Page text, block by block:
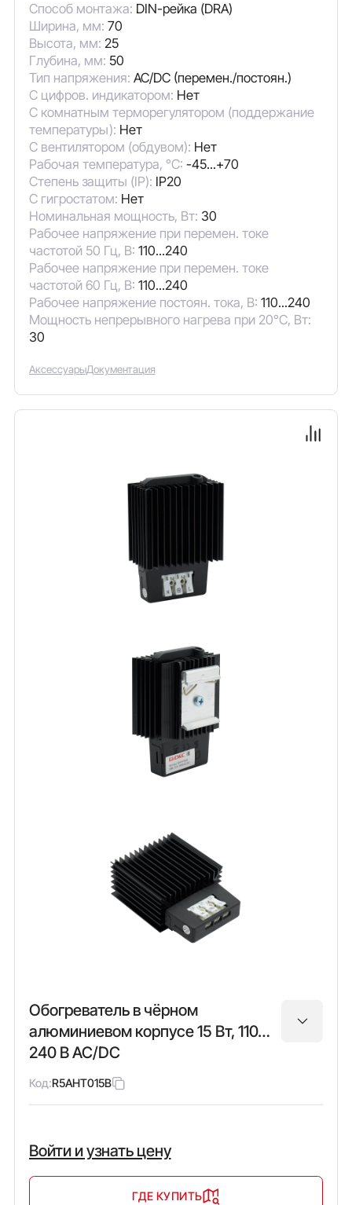
Способ монтажа: DIN-рейка (DRA)
Ширина, мм: 70
Высота, мм: 25
Глубина, мм: 50
Тип напряжения: AC/DC (перемен./постоян.)
С цифров. индикатором: Нет
С комнатным терморегулятором (поддержание
температуры): Нет
С вентилятором (обдувом): Нет
Рабочая температура, °C: -45...+70
Степень защиты (IP): IP20
С гигростатом: Нет
Номинальная мощность, Вт: 30
Рабочее напряжение при перемен. токе
частотой 50 Гц, В: 110...240
Рабочее напряжение при перемен. токе
частотой 60 Гц, В: 110...240
Рабочее напряжение постоян. тока, В: 110...240
Мощность непрерывного нагрева при 20°C, Вт:
30
АксессуарыДокументация
Обогреватель в чёрном
алюминиевом корпусе 15 Вт, 110…
240 В AC/DC
Код:R5AHT015B
Войти и узнать цену
ГДЕ КУПИТЬ